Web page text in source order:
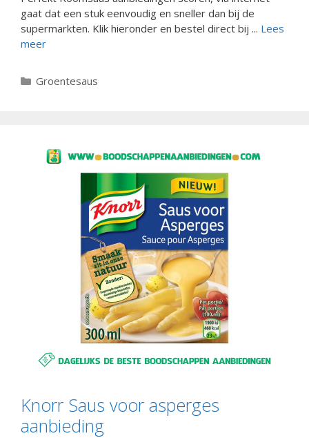
gaat dat een stuk eenvoudig en sneller dan bij de
supermarkten. Klik hieronder en bestel direct bij ... Lees
meer
Categorieën
Groentesaus
Knorr Saus voor asperges
aanbieding